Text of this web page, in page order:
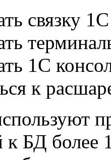
связку
1С
к
БД более